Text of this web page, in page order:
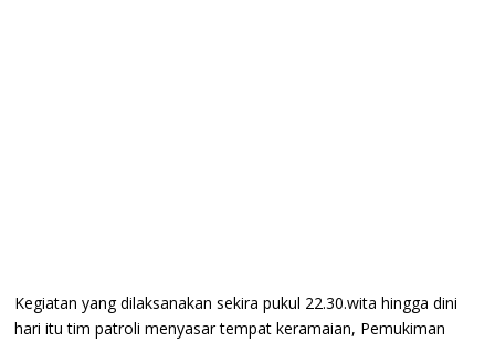
Kegiatan yang dilaksanakan sekira pukul 22.30.wita hingga dini
hari itu tim patroli menyasar tempat keramaian, Pemukiman